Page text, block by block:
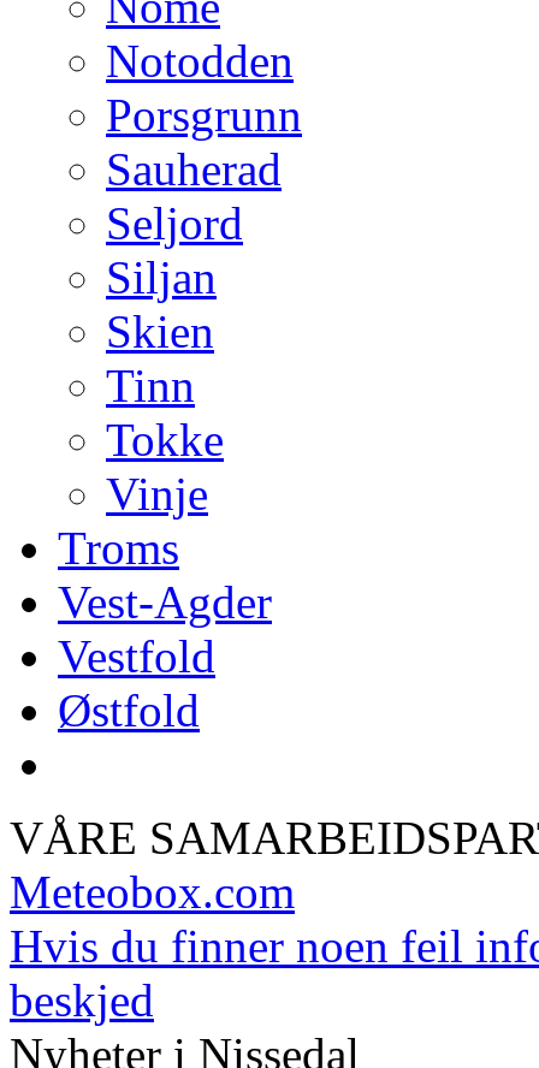
Notodden
Porsgrunn
Sauherad
Seljord
Siljan
Skien
Tinn
Tokke
Vinje
Troms
Vest-Agder
Vestfold
Østfold
VÅRE
Meteobox.com
Hvis du finner noen feil
beskjed
Nyheter i Nissedal